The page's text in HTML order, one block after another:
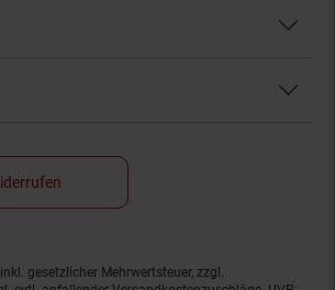
gesetzlicher Mehrwertsteuer, zzgl.